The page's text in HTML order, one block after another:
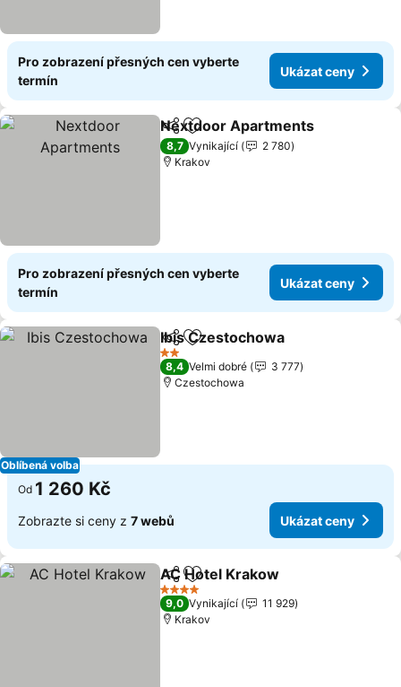
Pro zobrazení přesných cen vyberte
termín
Ukázat ceny
SdíletPřidat na seznam oblíbených
Nextdoor Apartments
8,7 Vynikající
2 780
Krakov
Pro zobrazení přesných cen vyberte
termín
Ukázat ceny
Oblíbená volba
SdíletPřidat na seznam oblíbených
Ibis Czestochowa
2 Počet hvězdiček
8,4 Velmi dobré
3 777
Czestochowa
Od 1 260 Kč
Zobrazte si ceny z 7 webů Ukázat ceny
SdíletPřidat na seznam oblíbených
AC Hotel Krakow
4 Počet hvězdiček
9,0 Vynikající
11 929
Krakov